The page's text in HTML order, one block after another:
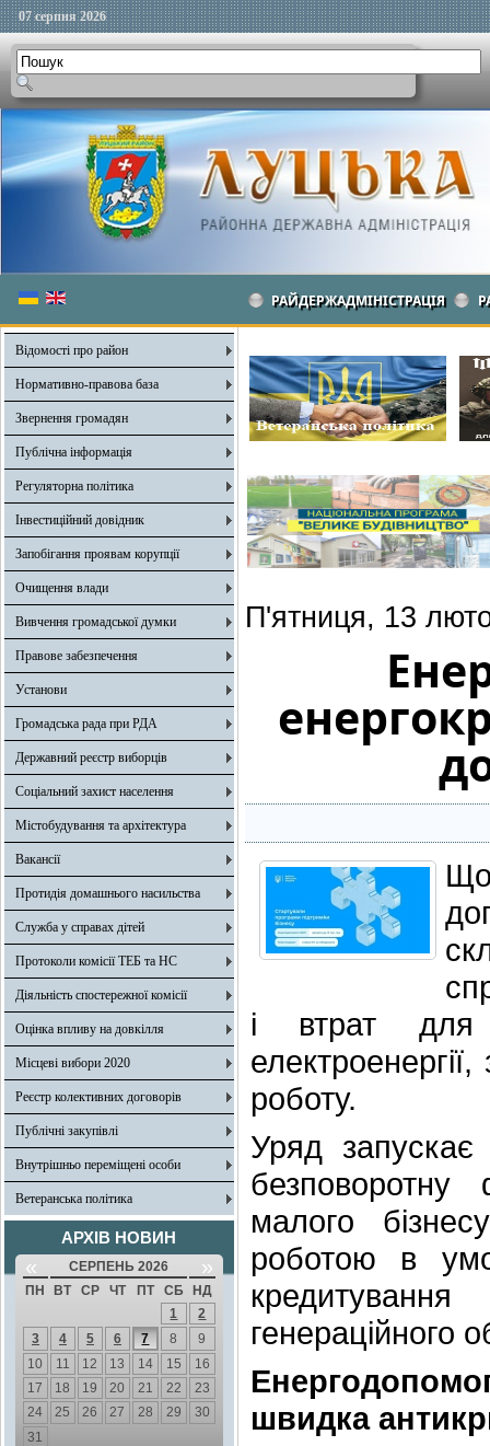
07 серпня 2026
РАЙДЕРЖАДМІНІСТРАЦІЯ
Відомості про район
Нормативно-правова база
Звернення громадян
Публічна інформація
Регуляторна політика
Інвестиційний довідник
Запобігання проявам корупції
Очищення влади
Вивчення громадської думки
Правове забезпечення
Установи
Громадська рада при РДА
Державний реєстр виборців
Соціальний захист населення
Містобудування та архітектура
Вакансії
Протидія домашнього насильства
Служба у справах дітей
Протоколи комісії ТЕБ та НС
Діяльність спостережної комісії
Оцінка впливу на довкілля
Місцеві вибори 2020
Реєстр колективних договорів
Публічні закупівлі
Внутрішньо переміщені особи
Ветеранська політика
АРХІВ НОВИН
« СЕРПЕНЬ 2026 »
ПН ВТ СР ЧТ ПТ СБ
НД
1
2
3
4 5 6 7 8
9
10
11 12 13 14 15
16
17
18 19 20 21 22
23
24
25 26 27 28 29
30
31
П'ятниця, 13
і втрат для
роботу.
Уряд запускає
безповоротну
малого
роботою в
генераційного
швидка